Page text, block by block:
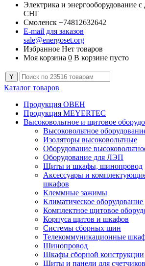
Электрика и энергооборудование
СНГ
Смоленск +74812632642
E-mail для заказов
sale@energoset.org
Избранное Нет товаров
Моя корзина 0 В корзине пусто
Каталог товаров
Продукция ОВЕН
Продукция MEYERTEC
Высоковольтное и щитовое
Высоковольтное
Изоляторы высоковольтные
Оборудование
Оборудование для ЛЭП
Щиты и шкафы, шинопровод
Аксессуары и
шкафов
Клеммные зажимы
Климатическое
Комплектное щитовое
Корпуса щитов и шкафов
Системы сборных шин
Телекоммуникационные
Шинопровод
Шкафы сборной конструкции
Щиты и панели для